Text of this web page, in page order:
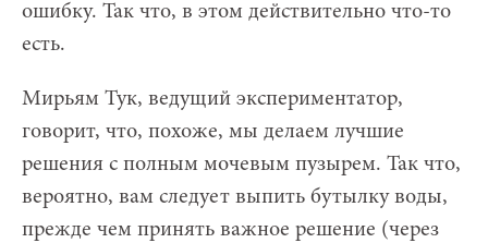
ошибку. Так что, в этом действительно что-то
есть.
Мирьям Тук, ведущий экспериментатор,
говорит, что, похоже, мы делаем лучшие
решения с полным мочевым пузырем. Так что,
вероятно, вам следует выпить бутылку воды,
прежде чем принять важное решение (через